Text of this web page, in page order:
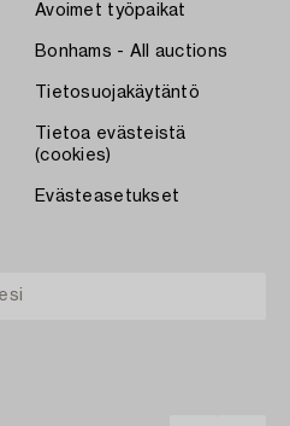
Avoimet työpaikat
Bonhams - All auctions
Tietosuojakäytäntö
Tietoa evästeistä
(cookies)
Evästeasetukset